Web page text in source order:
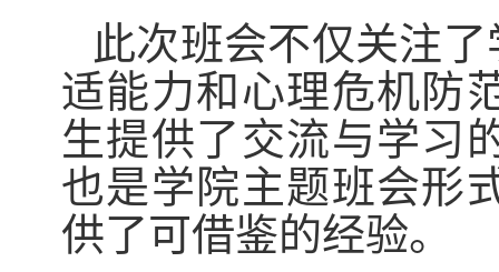
此次班会不仅关注
适能力和心理危机防
生提供了交流与学习
也是学院主题班会形
供了可借鉴的经验。